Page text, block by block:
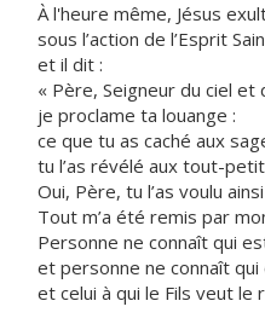
À l'heure même, Jésus
sous l’action de l’Esprit
et il dit :
« Père, Seigneur du ciel et
je proclame ta louange :
ce que tu as caché aux
tu l’as révélé aux tout-
Oui, Père, tu l’as voulu
Tout m’a été remis par
Personne ne connaît qui
et personne ne connaît
et celui à qui le Fils veut le